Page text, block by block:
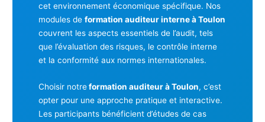
cet environnement économique spécifique. Nos
modules de formation auditeur interne à Toulon
couvrent les aspects essentiels de l’audit, tels
que l’évaluation des risques, le contrôle interne
et la conformité aux normes internationales.
Choisir notreformation auditeur à Toulon, c’est
opter pour une approche pratique et interactive.
Les participants bénéficient d’études de cas